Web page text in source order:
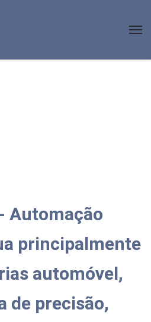
Automação
principalmente
automóvel,
de precisão,